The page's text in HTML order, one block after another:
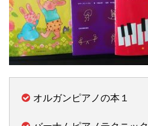
オルガンピアノの本１